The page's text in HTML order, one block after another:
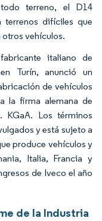
terreno, el D14
difíciles que
vehículos.
italiano de
Turín, anunció un
de vehículos
la firma alemana de
Los términos
y está sujeto a
produce vehículos y
Italia, Francia y
de Iveco el año
de la Industria